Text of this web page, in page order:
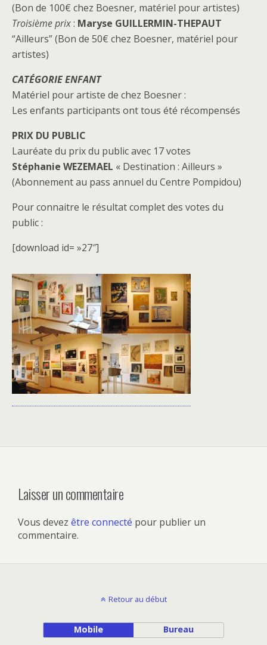
(Bon de 100€ chez Boesner, matériel pour artistes)
Troisième prix: Maryse GUILLERMIN-THEPAUT
“Ailleurs” (Bon de 50€ chez Boesner, matériel pour
artistes)
CATÉGORIE ENFANT
Matériel pour artiste de chez Boesner :
Les enfants participants ont tous été récompensés
PRIX DU PUBLIC
Lauréate du prix du public avec 17 votes
Stéphanie WEZEMAEL « Destination : Ailleurs »
(Abonnement au pass annuel du Centre Pompidou)
Pour connaitre le résultat complet des votes du
public :
[download id= »27″]
Laisser un commentaire
Vous devez être connecté pour publier un
commentaire.
Retour au début
Mobile Bureau